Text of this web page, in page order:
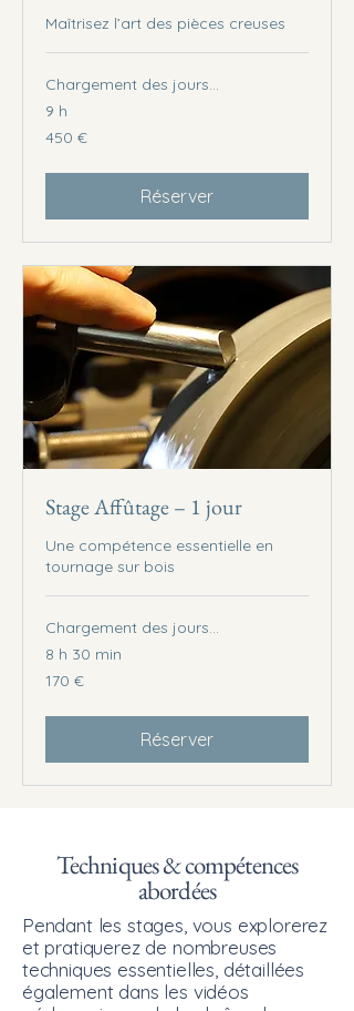
Maîtrisez l’art des pièces creuses
Chargement des jours...
9 h
euros
450 €
Réserver
Stage Affûtage – 1 jour
Une compétence essentielle en
tournage sur bois
Chargement des jours...
8 h 30 min
170
euros
170 €
Réserver
Techniques & compétences
abordées
Pendant les stages, vous explorerez
et pratiquerez de nombreuses
techniques essentielles, détaillées
également dans les vidéos